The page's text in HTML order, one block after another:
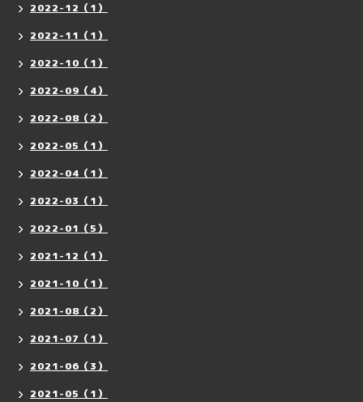
2022-12（1）
2022-11（1）
2022-10（1）
2022-09（4）
2022-08（2）
2022-05（1）
2022-04（1）
2022-03（1）
2022-01（5）
2021-12（1）
2021-10（1）
2021-08（2）
2021-07（1）
2021-06（3）
2021-05（1）